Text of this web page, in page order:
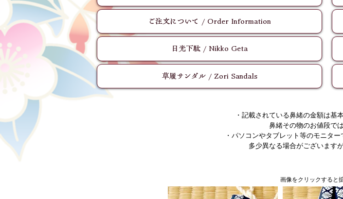
ご注文について / Order Information
日光下駄 / Nikko Geta
草履サンダル / Zori Sandals
・記載されている鼻緒の金額は基
鼻緒その物のお値段で
・パソコンやタブレット等のモニタ
多少異なる場合がございます
画像をクリックすると